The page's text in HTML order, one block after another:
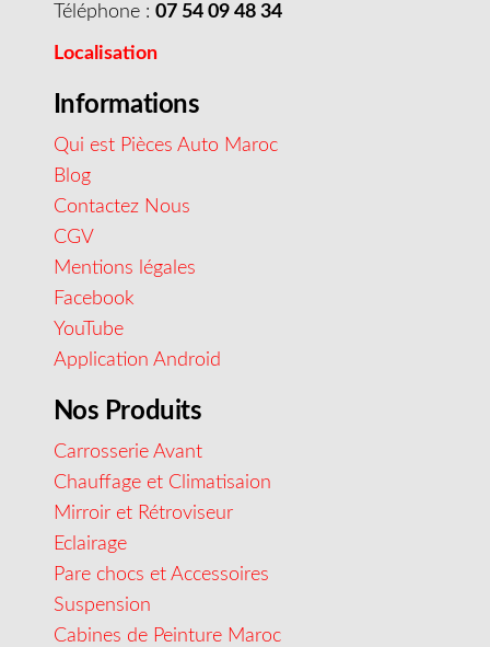
Téléphone : 07 54 09 48 34
Localisation
Informations
Qui est Pièces Auto Maroc
Blog
Contactez Nous
CGV
Mentions légales
Facebook
YouTube
Application Android
Nos Produits
Carrosserie Avant
Chauffage et Climatisaion
Mirroir et Rétroviseur
Eclairage
Pare chocs et Accessoires
Suspension
Cabines de Peinture Maroc